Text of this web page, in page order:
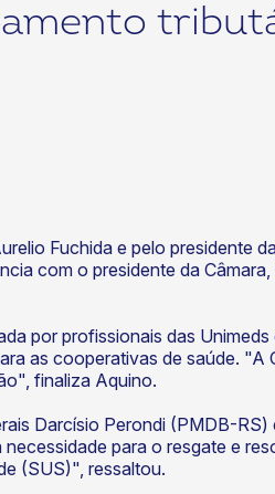
Fuchida e pelo presidente
com o presidente da
por profissionais das
as cooperativas de saúde. "A
finaliza Aquino.
Darcísio Perondi (PMDB-RS)
para o resgate e
(SUS)", ressaltou.